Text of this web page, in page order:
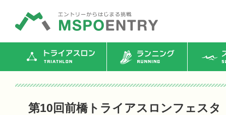
トライアスロン ランニング ス
第10回前橋トライアスロンフェスタ